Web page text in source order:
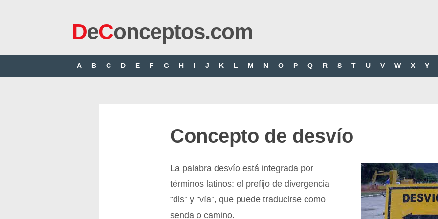
DeConceptos.com
A B C D E F G H I J K L M N O P Q R S T U V W X Y
Concepto de desvío
La palabra desvío está integrada por
términos latinos: el prefijo de divergencia
“dis” y “vía”, que puede traducirse como
senda o camino.